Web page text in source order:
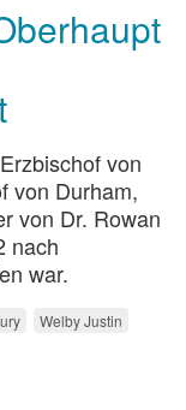
von
von Durham,
von Dr. Rowan
nach
war.
Welby Justin